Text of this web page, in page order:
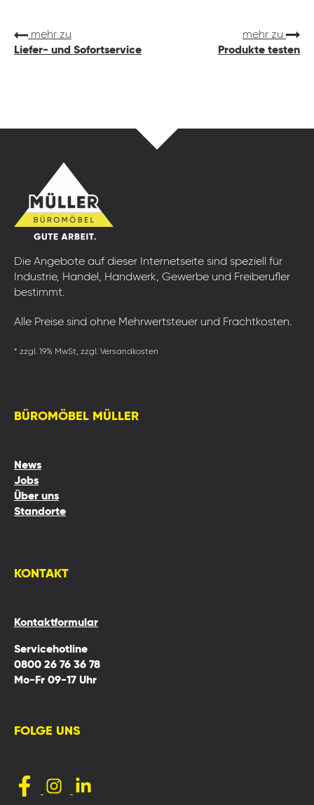
mehr zu
Liefer- und Sofortservice
mehr zu
Produkte testen
Die Angebote auf dieser Internetseite sind speziell für
Industrie, Handel, Handwerk, Gewerbe und Freiberufler
bestimmt.
Alle Preise sind ohne Mehrwertsteuer und Frachtkosten.
* zzgl. 19% MwSt, zzgl. Versandkosten
BÜROMÖBEL MÜLLER
News
Jobs
Über uns
Standorte
KONTAKT
Kontaktformular
Servicehotline
0800 26 76 36 78
Mo-Fr 09-17 Uhr
FOLGE UNS